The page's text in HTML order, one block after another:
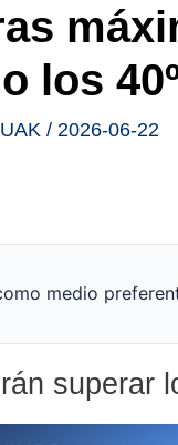
los
/ 2026-06-22
medio
superar